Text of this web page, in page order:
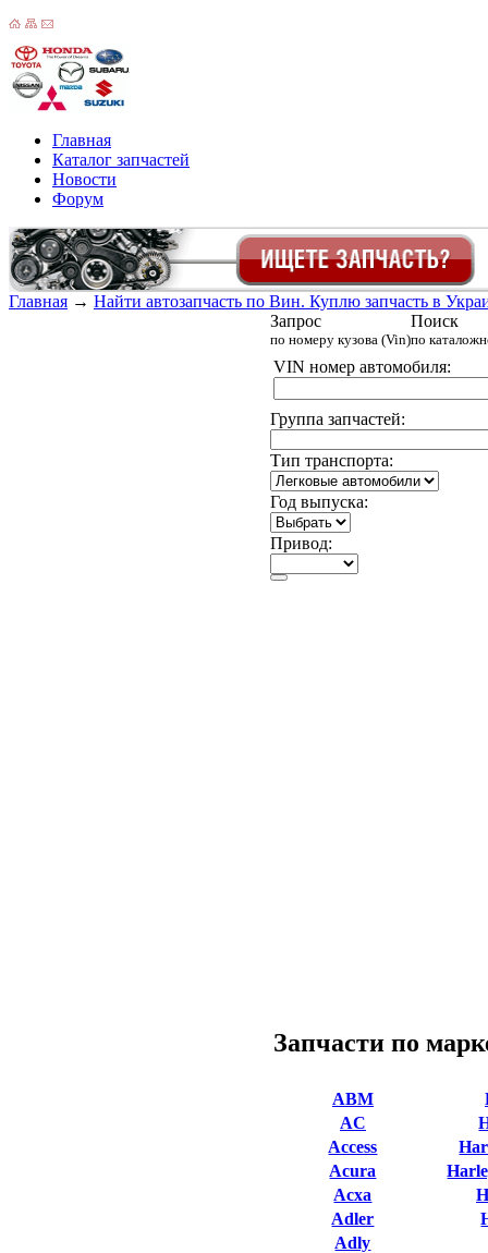
Главная
Каталог запчастей
Новости
Форум
Главная → Найти автозапчасть по Вин. Куплю запчасть в
Запрос
по номеру кузова (Vin)
Поиск
по
VIN номер автомобиля:
Группа запчастей:
Тип транспорта:
Год выпуска:
Привод:
Запчасти по
ABM
AC
Access
Acura
Acxa
Adler
Adly